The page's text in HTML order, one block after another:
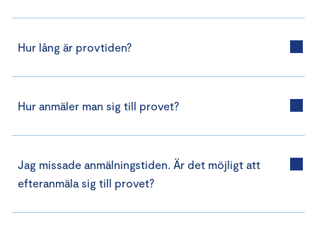
Hur lång är provtiden?
Hur anmäler man sig till provet?
Jag missade anmälningstiden. Är det möjligt att
efteranmäla sig till provet?